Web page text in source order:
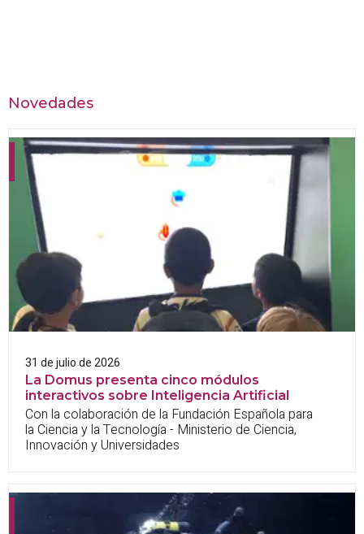
Novedades
31 de julio de 2026
La Domus presenta cinco módulos
interactivos sobre Inteligencia Artificial
Con la colaboración de la Fundación Española para
la Ciencia y la Tecnología - Ministerio de Ciencia,
Innovación y Universidades